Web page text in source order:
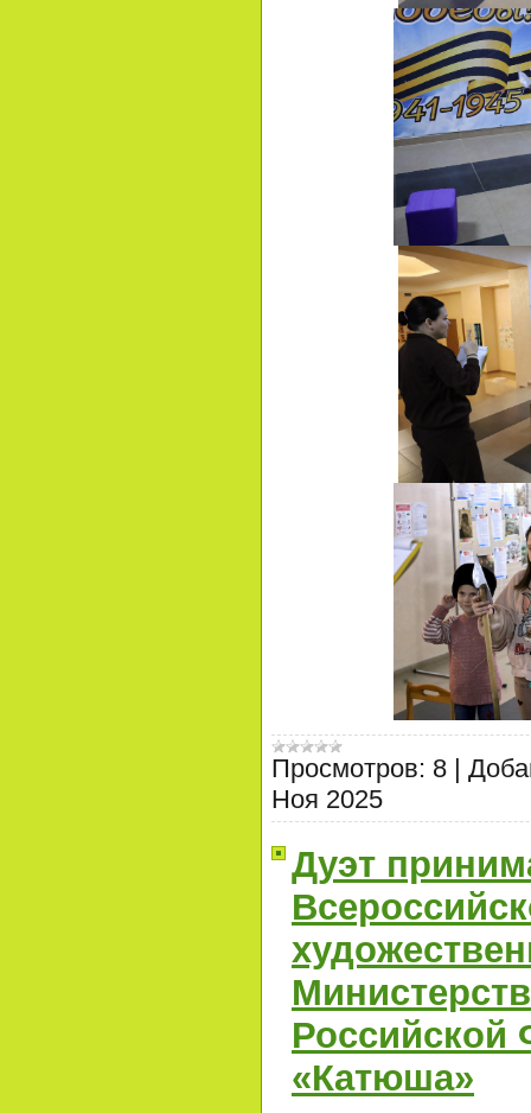
Просмотров: 8
Ноя 2025
Дуэт
Российской
«Катюша»